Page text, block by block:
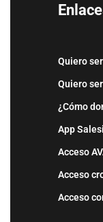
Quiero
Quiero
¿Cómo
App
Acceso
Acceso
Acceso